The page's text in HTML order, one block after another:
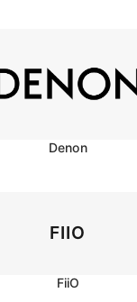
Denon
FIIO
FiiO